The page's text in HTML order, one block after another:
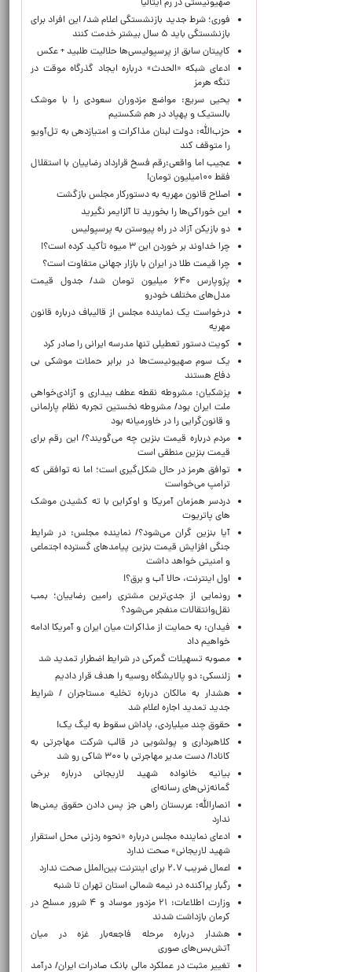
صهیونیستی در رم ایتالیا
فوری؛ شرط جدید بازنشستگی اعلام شد/ این افراد برای
بازنشستگی باید ۵ سال بیشتر خدمت کنند
کاپیتان سابق از پرسپولیسی‌ها حلالیت طلبید + عکس
ادعای شبکه «الحدث» درباره ایجاد گذرگاه موقت در
تنگه هرمز
یحیی سریع: مواضع مزدوران سعودی را با موشک
بالستیک و پهپاد در هم شکستیم
حزب‌الله: دولت لبنان مذاکرات و امتیازدهی به تل‌آویو
را متوقف کند
عجیب اما واقعی:رقم فسخ قرارداد رضاییان با استقلال
فقط ۱۰۰میلیون تومان!
اصلاح قانون مهریه به دستورکار مجلس بازگشت
این خوراکی‌ها را بخورید تا آلزایمر نگیرید
دو بازیکن آزاد در راه پیوستن به پرسپولیس
چرا خداوند بر خوردن این ۳ میوه تأکید کرده است؟!
چرا قیمت طلا در ایران با بازار جهانی متفاوت است؟
پژوپارس ۶۴۰ میلیون تومان شد/ جدول قیمت
مدل‌های مختلف خودرو
درخواست یک نماینده مجلس از قالیباف درباره قانون
مهریه
کویت دستور تعطیلی تنها مدرسه ایرانی را صادر کرد
یک‌ سوم صهیونیست‌ها در برابر حملات موشکی بی
دفاع هستند
پزشکیان: مشروطه نقطه عطف بیداری و آزادی‌خواهی
ملت ایران بود/ مشروطه نخستین تجربه نظام پارلمانی
و قانون‌گرایی را در خاورمیانه بود
مردم درباره قیمت بنزین چه می‌گویند؟/ این رقم برای
قیمت بنزین منطقی است
توافق هرمز در حال شکل‌گیری است؛ اما نه توافقی که
ترامپ می‌خواست
دردسر همزمان آمریکا و اوکراین با ته کشیدن موشک
های پاتریوت
آیا بنزین گران می‌شود؟/ نماینده مجلس: در شرایط
جنگی افزایش قیمت بنزین پیامدهای گسترده اجتماعی
و امنیتی خواهد داشت
اول اینترنت، حالا آب و برق؟!
رونمایی از جدی‌ترین مشتری رامین رضاییان؛ بمب
نقل‌وانتقالات منفجر می‌شود؟
فیدان: به حمایت از مذاکرات میان ایران و آمریکا ادامه
خواهیم داد
مصوبه تسهیلات گمرکی در شرایط اضطرار تمدید شد
زلنسکی: دو پالایشگاه روسیه را هدف قرار دادیم
هشدار به مالکان درباره تخلیه مستاجران / شرایط
جدید تمدید اجاره اعلام شد
حقوق چند میلیاردی، پاداش سقوط به لیگ یک!
کلاهبرداری و پولشویی در قالب شرکت مهاجرتی به
کانادا/ دست مدیر مهاجرتی با ۳۰۰ شاکی رو شد
بیانیه خانواده شهید لاریجانی درباره برخی
گمانه‌زنی‌های رسانه‌ای
انصارالله: عربستان راهی جز پس دادن حقوق یمنی‌ها
ندارد
ادعای نماینده مجلس درباره «نحوه ردزنی محل استقرار
شهید لاریجانی» صحت ندارد
اعمال ضریب ۲.۷ برای اینترنت بین‌الملل صحت ندارد
رگبار پراکنده در نیمه شمالی استان تهران تا شنبه
وزارت اطلاعات: ۲۱ مزدور موساد و ۴ شرور مسلح در
کرمان بازداشت شدند
هشدار درباره مرحله فاجعه‌بار غزه در میان
آتش‌بس‌های صوری
تغییر مثبت در عملکرد مالی بانک صادرات ایران/ درآمد